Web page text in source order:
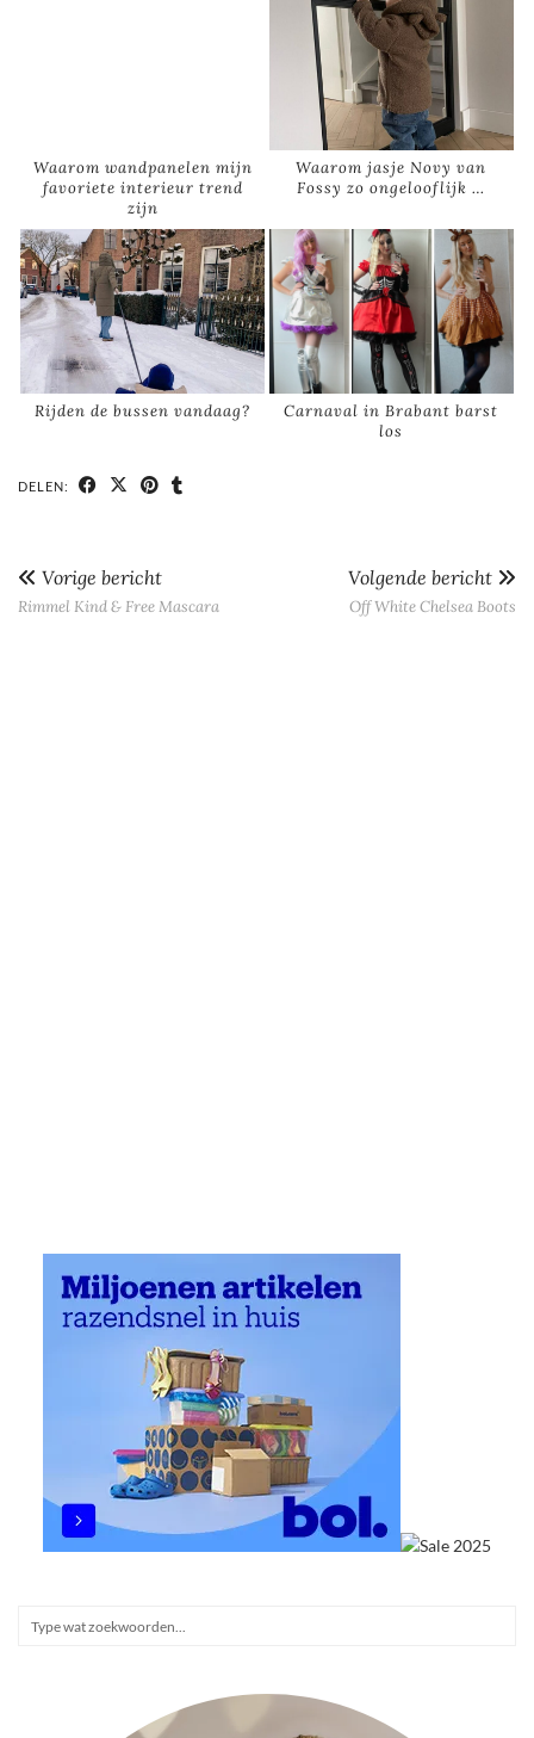
Waarom wandpanelen mijn
favoriete interieur trend
zijn
Waarom jasje Novy van
Fossy zo ongelooflijk …
Rijden de bussen vandaag?
Carnaval in Brabant barst
los
DELEN:
Vorige bericht
Rimmel Kind & Free Mascara
Volgende bericht
Off White Chelsea Boots